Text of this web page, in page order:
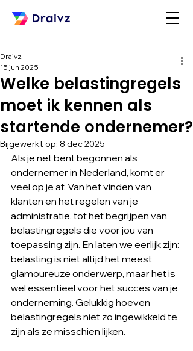
Welke belastingregels
moet ik kennen als
startende ondernemer?
Draivz
15 jun 2025
Bijgewerkt op: 8 dec 2025
Als je net bent begonnen als
ondernemer in Nederland, komt er
veel op je af. Van het vinden van
klanten en het regelen van je
administratie, tot het begrijpen van
belastingregels die voor jou van
toepassing zijn. En laten we eerlijk zijn:
belasting is niet altijd het meest
glamoureuze onderwerp, maar het is
wel essentieel voor het succes van je
onderneming. Gelukkig hoeven
belastingregels niet zo ingewikkeld te
zijn als ze misschien lijken.